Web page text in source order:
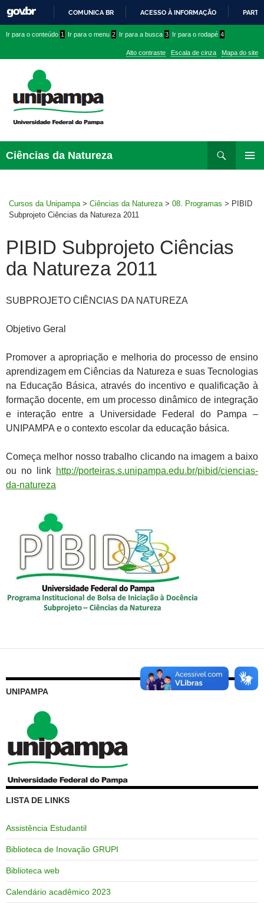
PARA
CONTEÚDO
COMUNICA BR ACESSO À INFORMAÇÃO
conteúdo
menu
superior
menu
Ir para o conteúdo 1 Ir para o menu 2 Ir para a busca 3 Ir para o rodapé 4
Alto contraste Escala de cinza Mapa do site
Ciências da Natureza
para
Cursos da Unipampa > Ciências da Natureza > 08. Programas > PIBID
Subprojeto Ciências da Natureza 2011
PIBID Subprojeto Ciências
da Natureza 2011
SUBPROJETO CIÊNCIAS DA NATUREZA
Objetivo Geral
Promover a apropriação e melhoria do processo de ensino
aprendizagem em Ciências da Natureza e suas Tecnologias
na Educação Básica, através do incentivo e qualificação à
formação docente, em um processo dinâmico de integração
e interação entre a Universidade Federal do Pampa –
UNIPAMPA e o contexto escolar da educação básica.
Começa melhor nosso trabalho clicando na imagem a baixo
ou no link http://porteiras.s.unipampa.edu.br/pibid/ciencias-
da-natureza
UNIPAMPA
LISTA DE LINKS
Assistência Estudantil
Biblioteca de Inovação GRUPI
Biblioteca web
Calendário acadêmico 2023